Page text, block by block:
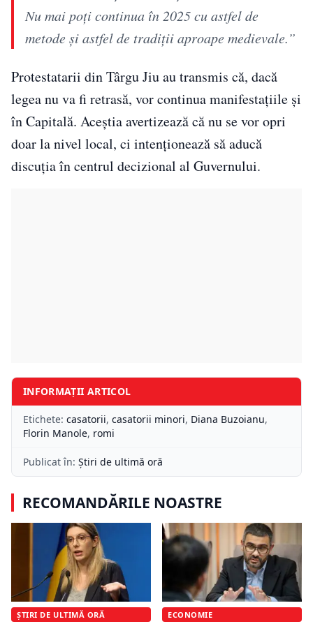
Nu mai poți continua în 2025 cu astfel de
metode și astfel de tradiții aproape medievale.”
Protestatarii din Târgu Jiu au transmis că, dacă
legea nu va fi retrasă, vor continua manifestațiile și
în Capitală. Aceștia avertizează că nu se vor opri
doar la nivel local, ci intenționează să aducă
discuția în centrul decizional al Guvernului.
INFORMAȚII ARTICOL
Etichete: casatorii, casatorii minori, Diana Buzoianu,
Florin Manole, romi
Publicat în: Știri de ultimă oră
RECOMANDĂRILE NOASTRE
ȘTIRI DE ULTIMĂ ORĂ ECONOMIE